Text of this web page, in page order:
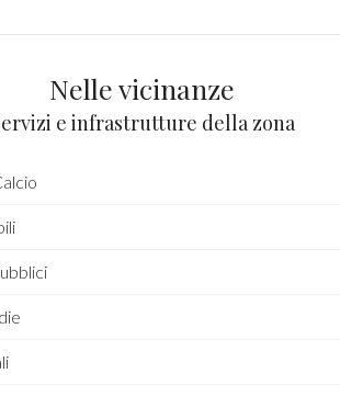
Nelle vicinanze
e infrastrutture della zona